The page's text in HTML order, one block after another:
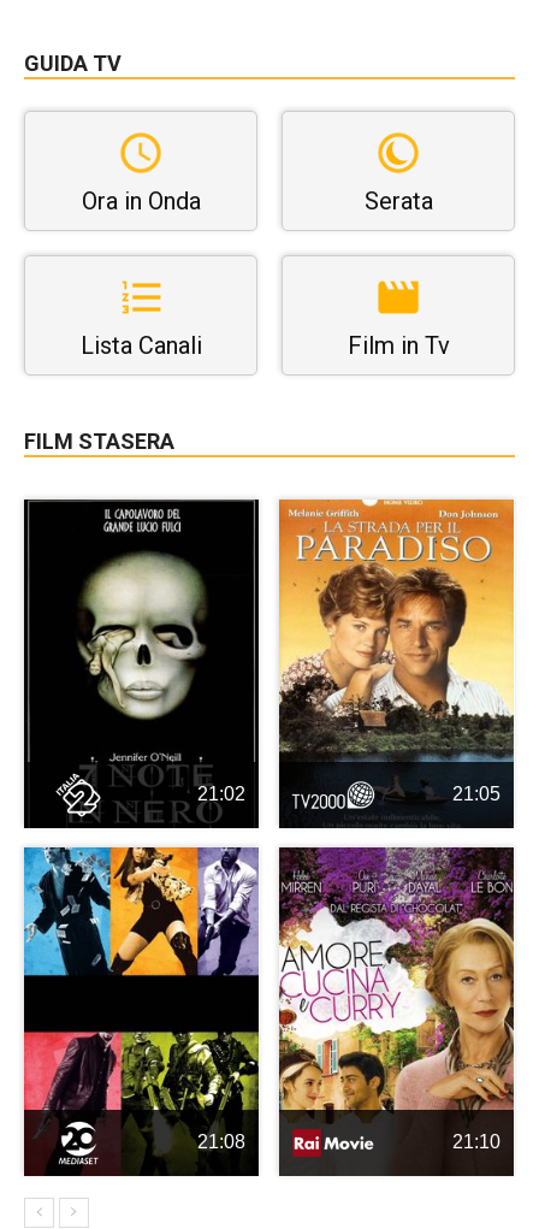
GUIDA TV
Ora in Onda Serata
Lista Canali Film in Tv
FILM STASERA
21:02 21:05
21:08 21:10